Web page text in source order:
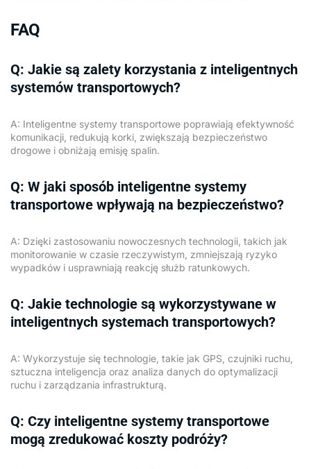
FAQ
Q: Jakie są zalety korzystania z inteligentnych
systemów transportowych?
A: Inteligentne systemy transportowe poprawiają efektywność
komunikacji, redukują korki, zwiększają bezpieczeństwo
drogowe i obniżają emisję spalin.
Q: W jaki sposób inteligentne systemy
transportowe wpływają na bezpieczeństwo?
A: Dzięki zastosowaniu nowoczesnych technologii, takich jak
monitorowanie w czasie rzeczywistym, zmniejszają ryzyko
wypadków i usprawniają reakcję służb ratunkowych.
Q: Jakie technologie są wykorzystywane w
inteligentnych systemach transportowych?
A: Wykorzystuje się technologie, takie jak GPS, czujniki ruchu,
sztuczna inteligencja oraz analiza danych do optymalizacji
ruchu i zarządzania infrastrukturą.
Q: Czy inteligentne systemy transportowe
mogą zredukować koszty podróży?